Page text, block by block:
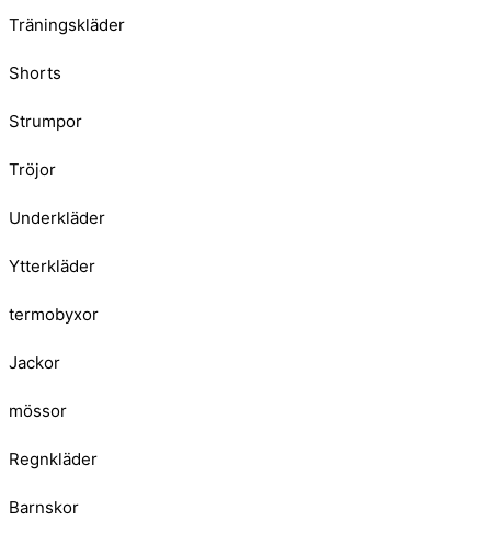
Träningskläder
Shorts
Strumpor
Tröjor
Underkläder
Ytterkläder
termobyxor
Jackor
mössor
Regnkläder
Barnskor